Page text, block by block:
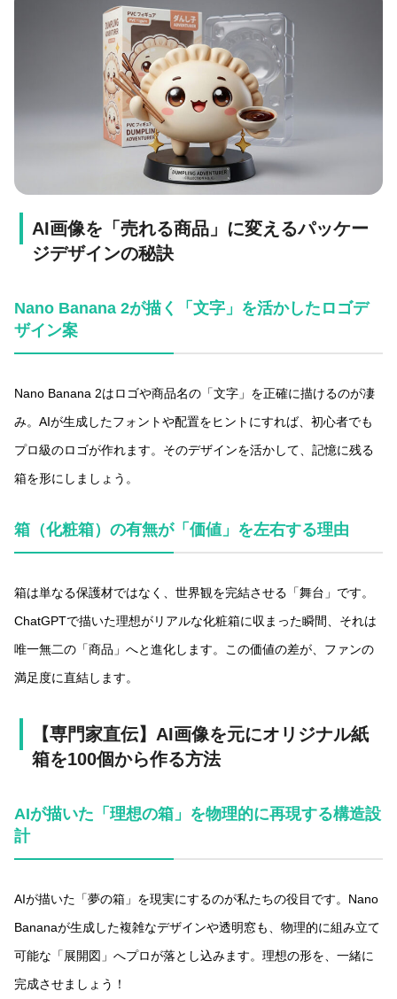
AI画像を「売れる商品」に変えるパッケー
ジデザインの秘訣
Nano Banana 2が描く「文字」を活かしたロゴデ
ザイン案
Nano Banana 2はロゴや商品名の「文字」を正確に描けるのが凄
み。AIが生成したフォントや配置をヒントにすれば、初心者でも
プロ級のロゴが作れます。そのデザインを活かして、記憶に残る
箱を形にしましょう。
箱（化粧箱）の有無が「価値」を左右する理由
箱は単なる保護材ではなく、世界観を完結させる「舞台」です。
ChatGPTで描いた理想がリアルな化粧箱に収まった瞬間、それは
唯一無二の「商品」へと進化します。この価値の差が、ファンの
満足度に直結します。
【専門家直伝】AI画像を元にオリジナル紙
箱を100個から作る方法
AIが描いた「理想の箱」を物理的に再現する構造設
計
AIが描いた「夢の箱」を現実にするのが私たちの役目です。Nano
Bananaが生成した複雑なデザインや透明窓も、物理的に組み立て
可能な「展開図」へプロが落とし込みます。理想の形を、一緒に
完成させましょう！